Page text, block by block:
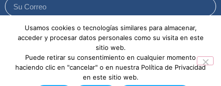
Enviar
Aviso de Privacidad Política de Cookies
Usamos cookies o tecnologías similares para almacenar,
acceder y procesar datos personales como su visita en este
sitio web.
Puede retirar su consentimiento en cualquier momento
haciendo clic en "cancelar" o en nuestra Política de Privacidad
en este sitio web.